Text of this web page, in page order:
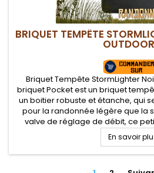
BRIQUET TEMPÊTE
Briquet Tempête StormLighter
briquet Pocket est un briquet
un boitier robuste et étanche, qui
pour la randonnée légère que la
valve de réglage de débit, ce
rendre de nombreuxEn savoir